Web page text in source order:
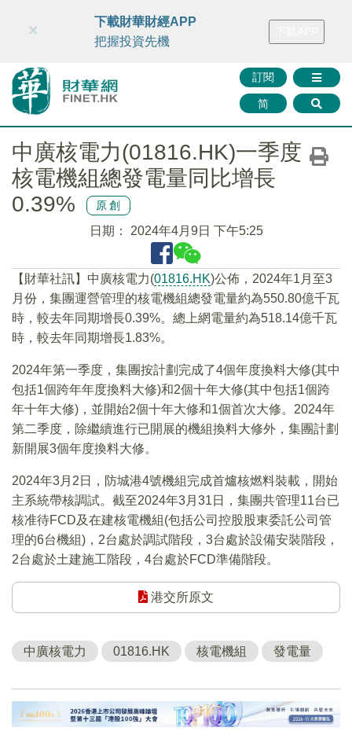
財華智庫網 FINTV FINMETA 財華證券 媒體矩陣
訂閱
简
×
下載財華財經APP
把握投資先機
中廣核電力(01816.HK)一季度
核電機組總發電量同比增長
0.39%
原創
日期： 2024年4月9日 下午5:25
【財華社訊】中廣核電力(01816.HK)公佈，2024年1月至3
月份，集團運營管理的核電機組總發電量約為550.80億千瓦
時，較去年同期增長0.39%。總上網電量約為518.14億千瓦
時，較去年同期增長1.83%。
2024年第一季度，集團按計劃完成了4個年度換料大修(其中
包括1個跨年年度換料大修)和2個十年大修(其中包括1個跨
年十年大修)，並開始2個十年大修和1個首次大修。2024年
第二季度，除繼續進行已開展的機組換料大修外，集團計劃
新開展3個年度換料大修。
2024年3月2日，防城港4號機組完成首爐核燃料裝載，開始
主系統帶核調試。截至2024年3月31日，集團共管理11台已
核准待FCD及在建核電機組(包括公司控股股東委託公司管
理的6台機組)，2台處於調試階段，3台處於設備安裝階段，
2台處於土建施工階段，4台處於FCD準備階段。
港交所原文
中廣核電力 01816.HK 核電機組 發電量